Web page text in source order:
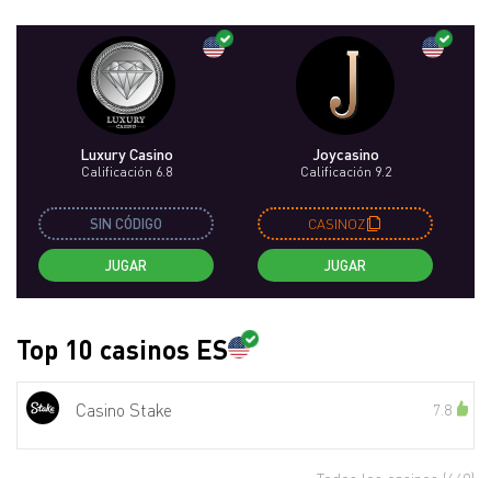
Luxury Casino
Calificación 6.8
SIN CÓDIGO
JUGAR
Joycasino
Calificación 9.2
CASINOZ
JUGAR
Top 10 casinos ES
Casino Stake 7.8